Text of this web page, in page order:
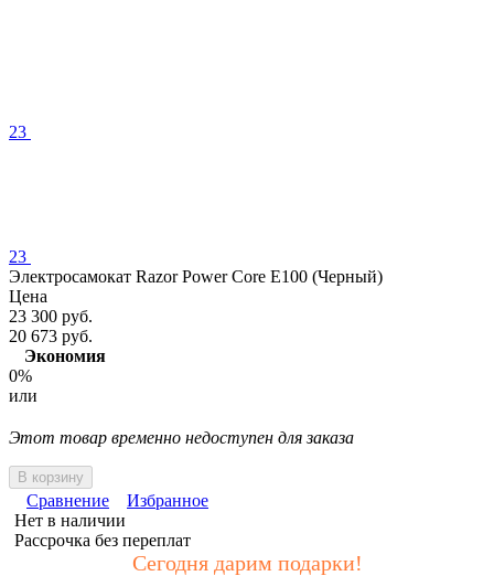
23
23
Электросамокат Razor Power Core E100 (Черный)
Цена
23 300 руб.
20 673 руб.
Экономия
0%
или
Этот товар временно недоступен для заказа
В корзину
Сравнение
Избранное
Нет в наличии
Рассрочка без переплат
Сегодня дарим подарки!